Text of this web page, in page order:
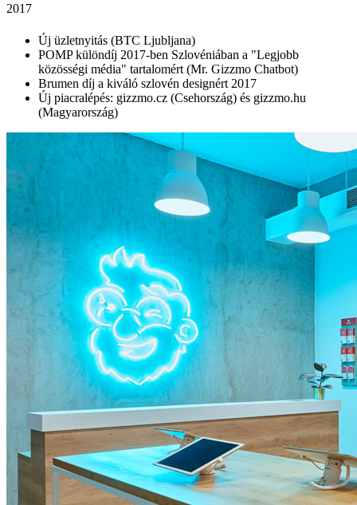
2017
Új üzletnyitás (BTC Ljubljana)
POMP különdíj 2017-ben Szlovéniában a "Legjobb
közösségi média" tartalomért (Mr. Gizzmo Chatbot)
Brumen díj a kiváló szlovén designért 2017
Új piacralépés: gizzmo.cz (Csehország) és gizzmo.hu
(Magyarország)